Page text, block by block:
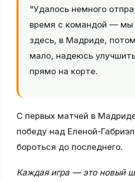
"Удалось немного
время с командой — мы
здесь, в Мадриде,
мало, надеюсь
прямо на корте.
С первых матчей в
победу над Еленой-
бороться до последнего.
Каждая игра — это новый